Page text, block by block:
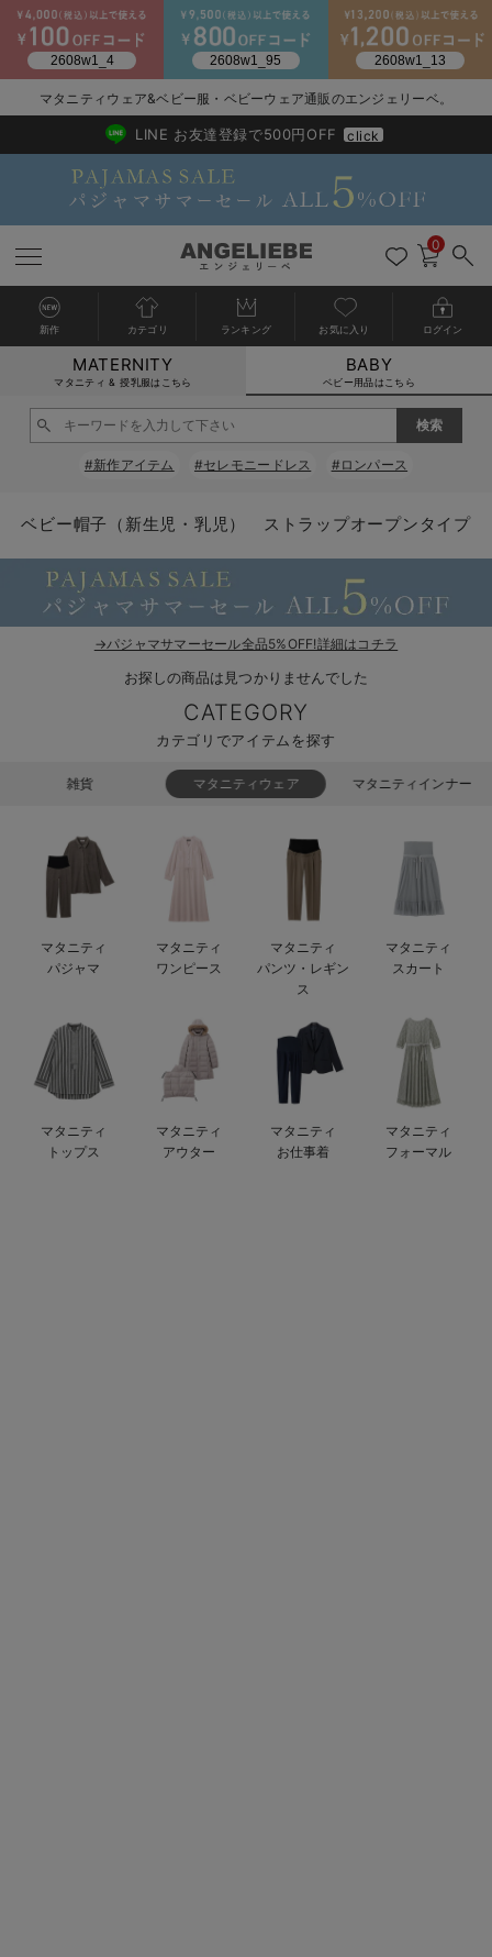
新生児服全て
ベビー服全て
ロンパース・カバーオール
ベビー ブルマ
ベビー スカート
ベビー セットアップ
ベビー帽子（新生児・乳児）
新生児スリーパー・ベビーパジャマ
ベビーシューズ・ファーストシューズ・ベビー靴下
ベビー 小物
シーズンアイテム全て
ベビー・新生児 寝具全て
ベビーベッド・布団 （ベビー・新生児）
ベビー 雑貨全て
ベビーチェア（ハイローチェア）・ベビーラック
ベビー 雑貨 小物
ベビー安全グッズ
授乳・調乳・お食事
赤ちゃん 洗剤・洗濯用品・お掃除
赤ちゃん お風呂・ベビースキンケア
おむつ関連グッズ
お出かけグッズ全て
ベビー｜季節の特集全て
猛暑からベビーを守るひんやりグッズ
ベビーの動物なりきり特集
ベビー 夏のお役立ちグッズ特集
【素材別】ベビーロンパース特集
アウトレット全て
【アウトレット】ワンピース
【アウトレット】パジャマ
【アウトレット】インナー
【アウトレット】ベビー
特集全て
抗菌防臭加工
コットン素材
ブラトップ
快適機能ウェア特集 トップス
快適機能ウェア特集 ボトムス
快適機能ウェア特集 パジャマ
安心の日本製。先輩ママが買ってよかった！本当に必要な出産準備品
ハレの日に着るANGELIEBEのセレモニー
買って正解！高評価レビューアイテム
再入荷全て
再入荷｜インナー
戻る
送料無料アイテム全て
ワンピース
スカート
パジャマ
インナー
ベビー
戻る
ブラキャミ おまとめ
MAX55%OFF ブラックフ
戻る
【37周年祭セール】
【37周年祭セール】
戻る
気温差別オススメア
【15℃】3月下旬～
戻る
動きやすく着回しで
戻る
強撚スムース(コスパ
戻る
マタニティウェア
【おまとめ割】パジ
戻る
こだわりの履き心地
カジュアル
オフィス
戻る
ジャケット派
きれいめ美脚パンツ派
ツィード派
王道シンプル派
戻る
出産準備応援割全て
マタニティパジャマ
戻る
【オフィスカジュア
戻る
レギンスタイプ
戻る
【フォーマル】ワン
戻る
【ベビー】長袖
戻る
ハンカチ
短肌着
セット
戻る
快適ウェア10%OFF
快適ウェア10%OFF
戻る
春のマタニティワン
セットアップ・ レイ
ジャンパースカート/
ワーク・オフィス
カジュアル
あったかアイテム｜
戻る
Gift Selection 出産
〜3,000円（税込）
10,001円（税込）〜
女の子におススメの
男の子におススメの
もらって嬉しいギフト
何枚あっても嬉しい
長く使えるアイテム
お部屋映えアイテム
戻る
冬の冷え対策インナ
薄くてあったか
保温&リカバリー
レギンス・タイツ
カップ付きインナー
裏起毛素材
戻る
入院準備の持ち物チ
入院してすぐ使うグ
戻る
冬のあったか特集全て
【冬のあったか特集
【冬のあったか特集
マタニティウェア&ベビー服・ベビーウェア通販のエンジェリーベ。
2026/NewArrival
送料495円(一部地域を除く) 7,700円以上で送料無料
LINE お友達登録で500円OFF click
0
新作 カテゴリ ランキング お気に入り ログイン
MATERNITY
マタニティ & 授乳服はこちら
BABY
ベビー用品はこちら
#新作アイテム #セレモニードレス #ロンパース
ベビー帽子（新生児・乳児） ストラップオープンタイプ
→パジャマサマーセール全品5%OFF!詳細はコチラ
お探しの商品は見つかりませんでした
CATEGORY
カテゴリでアイテムを探す
雑貨 マタニティウェア マタニティインナー
マタニティ
パジャマ
マタニティ
ワンピース
マタニティ
パンツ・レギン
ス
マタニティ
スカート
マタニティ
トップス
マタニティ
アウター
マタニティ
お仕事着
マタニティ
フォーマル
カートに入れる
閉じる